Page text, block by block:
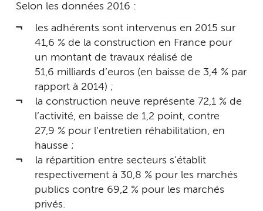
Selon les données 2016 :
les adhérents sont intervenus en 2015 sur
41,6 % de la construction en France pour
un montant de travaux réalisé de
51,6 milliards d’euros (en baisse de 3,4 % par
rapport à 2014) ;
la construction neuve représente 72,1 % de
l’activité, en baisse de 1,2 point, contre
27,9 % pour l’entretien réhabilitation, en
hausse ;
la répartition entre secteurs s’éta­blit
respectivement à 30,8 % pour les marchés
publics contre 69,2 % pour les marchés
privés.